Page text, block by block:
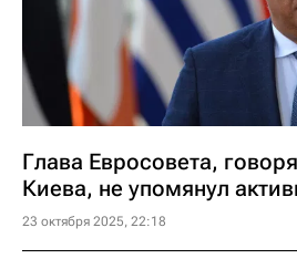
Глава Евросовета,
Киева, не упомянул
23 октября 2025, 22:18